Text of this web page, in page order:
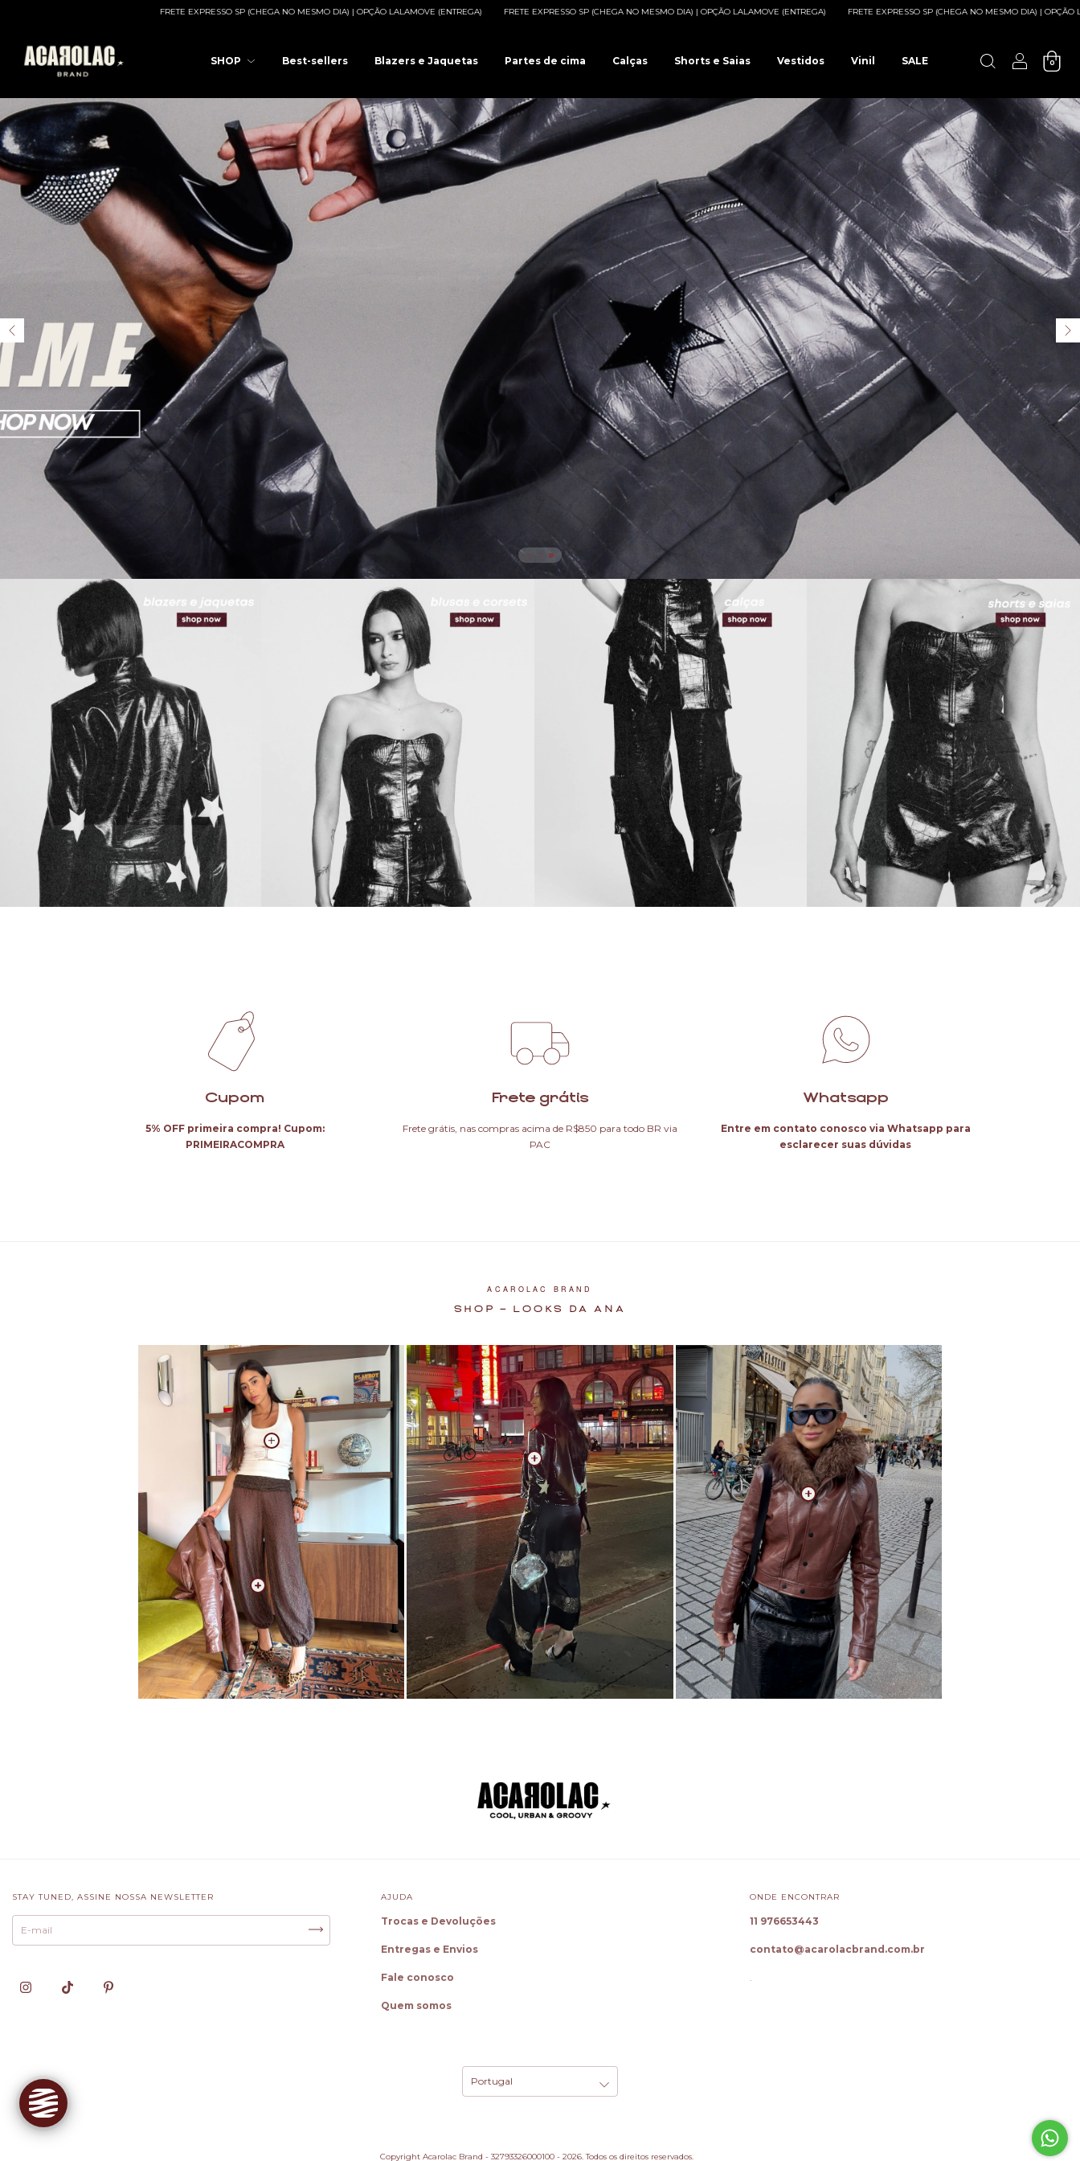
FRETE EXPRESSO SP (CHEGA NO MESMO DIA) | OPÇÃO LALAMOVE (ENTREGA) FRETE EXPRESSO SP (CHEGA NO MESMO DIA) | OPÇÃO LALAMOVE (ENTREGA) FRETE EXPRESSO SP (CHEGA NO MESMO DIA) | OPÇÃO LALAMOVE (ENTREGA)
SHOP Best-sellers Blazers e Jaquetas Partes de cima Calças Shorts e Saias Vestidos Vinil SALE 0
Cupom
5% OFF primeira compra! Cupom:
PRIMEIRACOMPRA
Frete grátis
Frete grátis, nas compras acima de R$850 para todo BR via
PAC
Whatsapp
Entre em contato conosco via Whatsapp para
esclarecer suas dúvidas
ACAROLAC BRAND
SHOP — LOOKS DA ANA
STAY TUNED, ASSINE NOSSA NEWSLETTER AJUDA
Trocas e Devoluções
Entregas e Envios
Fale conosco
Quem somos
ONDE ENCONTRAR
11 976653443
contato@acarolacbrand.com.br
.
Copyright Acarolac Brand - 32793326000100 - 2026. Todos os direitos reservados.
Oie! Sou a Cloe, sua Personal
Acarolac Brand! Descubro seu